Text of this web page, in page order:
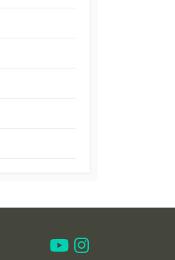
YoutubeInstagram